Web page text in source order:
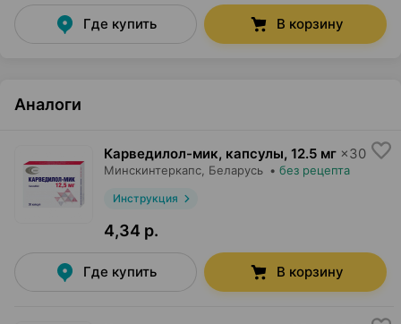
Где купить В корзину
Аналоги
Карведилол-мик, капсулы, 12.5 мг ×30
Минскинтеркапс , Беларусь • без рецепта
Инструкция
4,34 р.
Где купить В корзину